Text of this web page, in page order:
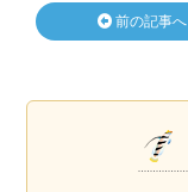
前の記事へ